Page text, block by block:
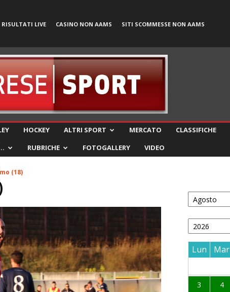
RISULTATI LIVE CASINO NON AAMS SITI SCOMMESSE NON AAMS
HOCKEY ALTRI SPORT MERCATO
CLASSIFICHE
RUBRICHE FOTOGALLERY VIDEO
(18)
Lun Mar
3
4